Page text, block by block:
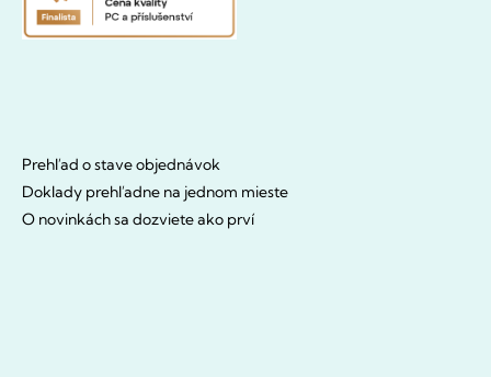
Prehľad o stave objednávok
Doklady prehľadne na jednom mieste
O novinkách sa dozviete ako prví